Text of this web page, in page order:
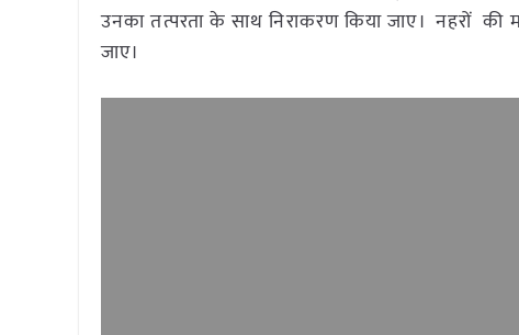
उनका तत्परता के साथ निराकरण किया जाए। नहरों की
जाए।